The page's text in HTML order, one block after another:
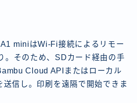
miniはWi-Fi接続によるリモー
。そのため、SDカード経由の手
Cloud APIまたはローカル
送信し。印刷を遠隔で開始できま